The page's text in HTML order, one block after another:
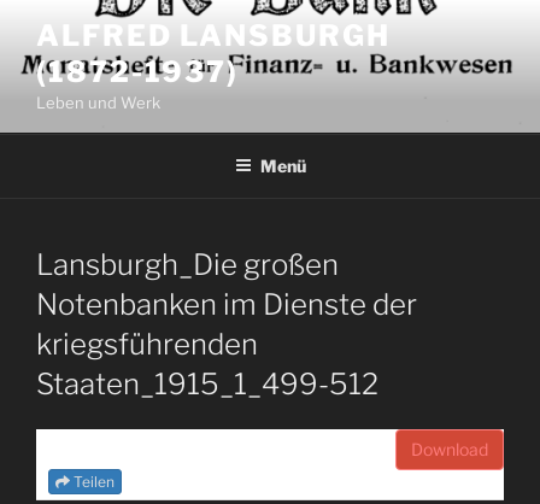
Inhalt
springen
ALFRED LANSBURGH
(1872-1937)
Leben und Werk
Menü
Lansburgh_Die großen
Notenbanken im Dienste der
kriegsführenden
Staaten_1915_1_499-512
Download
Teilen